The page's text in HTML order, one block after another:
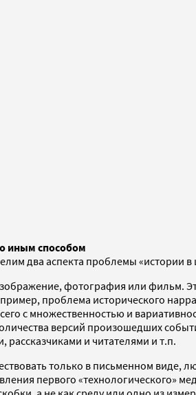
иным способом
два аспекта проблемы «истории
фотография или фильм.
проблема исторического
с множественностью и
версий произошедших
и читателями и т.п.
только в письменном виде,
первого «технологического»